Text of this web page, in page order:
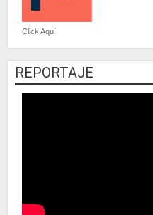
Click Aquí
REPORTAJE